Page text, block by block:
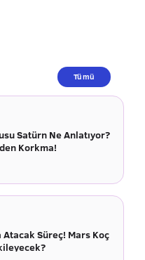
Tümü
Satürn Ne Anlatıyor?
Korkma!
Süreç! Mars Koç